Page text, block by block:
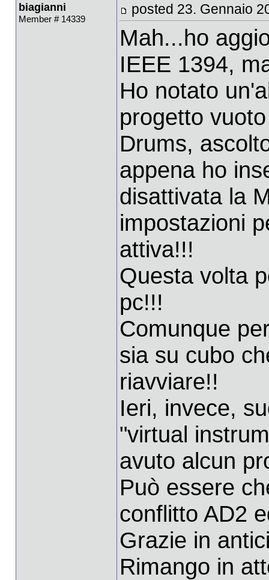
biagianni
Member # 14339
posted 23. Gennaio
Mah...ho
IEEE 1394,
Ho notato
progetto
Drums,
appena ho
disattivata la
impostazioni
attiva!!!
Questa volta
pc!!!
Comunque
sia su cubo
riavviare!!
Ieri, invece,
"virtual
avuto alcun
Può essere
conflitto AD2
Grazie in
Rimango in